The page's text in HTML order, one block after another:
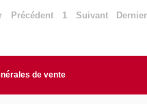
Précédent 1 Suivant Dernier
de vente